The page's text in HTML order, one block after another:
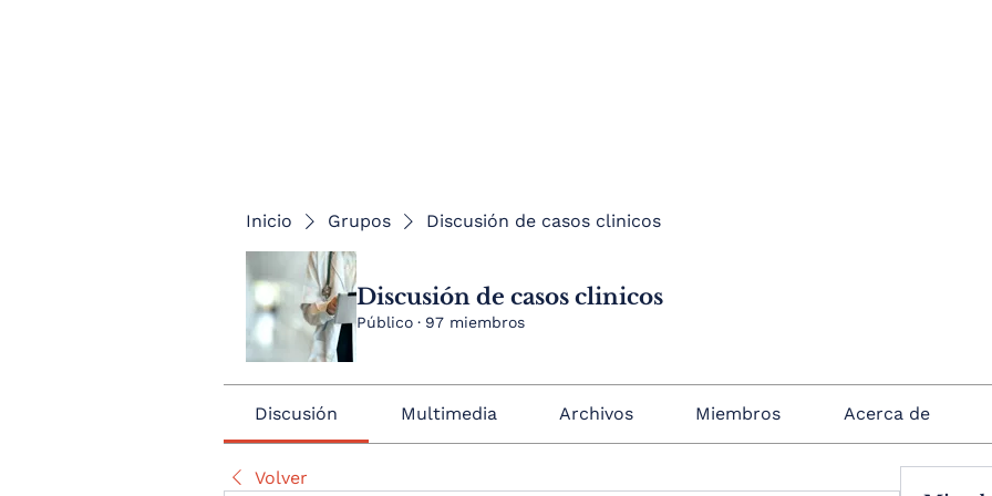
Inicio Grupos Discusión de casos clinicos
Discusión de casos clinicos
Público · 97 miembros
Discusión Multimedia Archivos Miembros Acerca de
Volver